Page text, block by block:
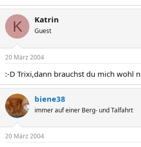
K Katrin
Guest
20 März 2004
:-D Trixi,dann brauchst du mich wohl
biene38
immer auf einer Berg- und Talfahrt
20 März 2004